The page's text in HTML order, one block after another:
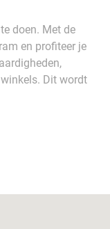
doen. Met de
en profiteer je
Dit wordt